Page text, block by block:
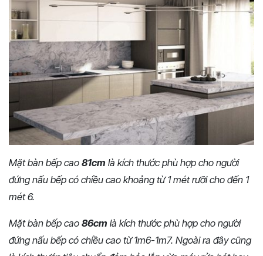
Mặt bàn bếp cao 81cm là kích thước phù hợp cho người
đứng nấu bếp có chiều cao khoảng từ 1 mét rưỡi cho đến 1
mét 6.
Mặt bàn bếp cao 86cm là kích thước phù hợp cho người
đứng nấu bếp có chiều cao từ 1m6-1m7. Ngoài ra đây cũng